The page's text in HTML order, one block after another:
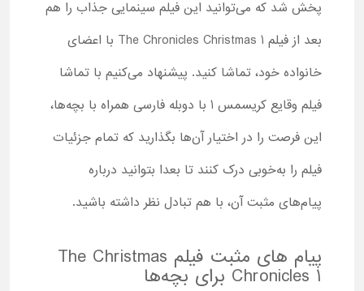
پخش شد که می‌توانید این فیلم سینمایی جذاب را هم
بعد از فیلم The Chronicles Christmas 1 با اعضای
خانواده خود، تماشا کنید. پیشنهاد می‌کنیم با تماشا
فیلم وقایع کریسمس 1 با دوبله فارسی همراه با بچه‌ها،
این فرصت را در اختیار آن‌ها بگذارید که تمام جزئیات
فیلم را به‌خوبی درک کنند تا بعدا بتوانید درباره
پیام‌های مثبت آن، با هم تبادل نظر داشته باشید.
پیام های مثبت فیلم The Christmas
Chronicles 1 برای بچه‌ها